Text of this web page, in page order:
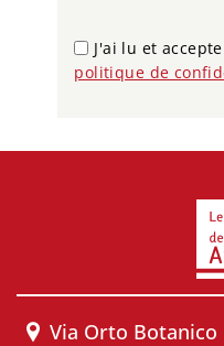
J'ai lu et accepte
politique de
Via Orto Botanico